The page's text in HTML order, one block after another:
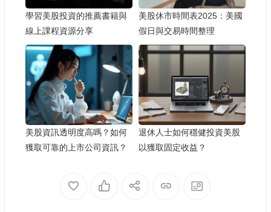
學習美股投資的推薦書籍與
線上課程資源分享
美股休市時間表2025：美國
假日與交易時間整理
美股資訊透明度高嗎？如何
獲取可靠的上市公司資訊？
退休人士如何穩健投資美股
以獲取固定收益？